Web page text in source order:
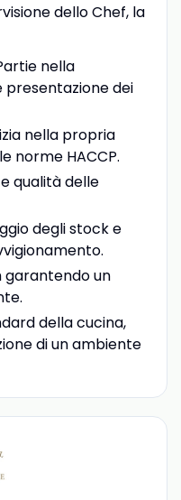
dello Chef, la
nella
dei
nella propria
norme HACCP.
qualità delle
degli stock e
un
della cucina,
di un ambiente